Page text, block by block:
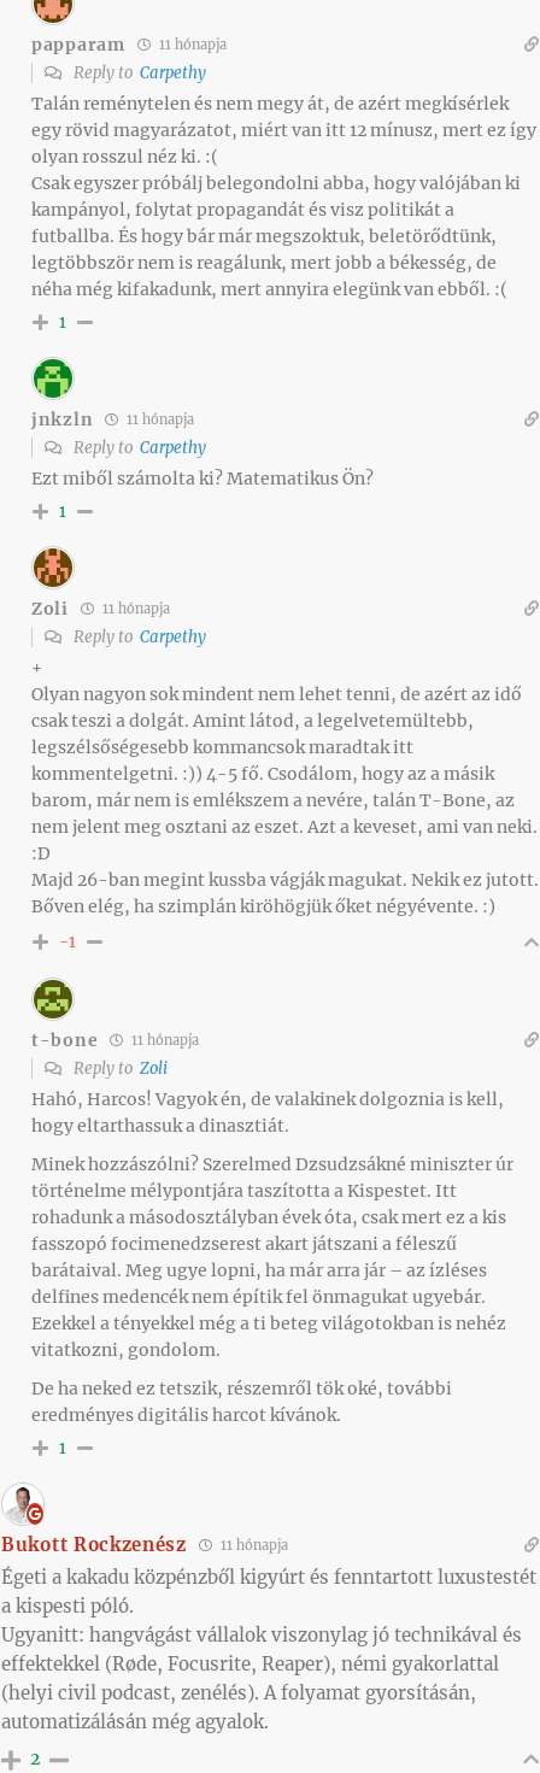
papparam 11 hónapja
Reply to Carpethy
Talán reménytelen és nem megy át, de azért megkísérlek
egy rövid magyarázatot, miért van itt 12 mínusz, mert ez így
olyan rosszul néz ki. :(
Csak egyszer próbálj belegondolni abba, hogy valójában ki
kampányol, folytat propagandát és visz politikát a
futballba. És hogy bár már megszoktuk, beletörődtünk,
legtöbbször nem is reagálunk, mert jobb a békesség, de
néha még kifakadunk, mert annyira elegünk van ebből. :(
1
jnkzln 11 hónapja
Reply to Carpethy
Ezt miből számolta ki? Matematikus Ön?
1
Zoli 11 hónapja
Reply to Carpethy
+
Olyan nagyon sok mindent nem lehet tenni, de azért az idő
csak teszi a dolgát. Amint látod, a legelvetemültebb,
legszélsőségesebb kommancsok maradtak itt
kommentelgetni. :)) 4-5 fő. Csodálom, hogy az a másik
barom, már nem is emlékszem a nevére, talán T-Bone, az
nem jelent meg osztani az eszet. Azt a keveset, ami van neki.
:D
Majd 26-ban megint kussba vágják magukat. Nekik ez jutott.
Bőven elég, ha szimplán kiröhögjük őket négyévente. :)
-1
t-bone 11 hónapja
Reply to Zoli
Hahó, Harcos! Vagyok én, de valakinek dolgoznia is kell,
hogy eltarthassuk a dinasztiát.
Minek hozzászólni? Szerelmed Dzsudzsákné miniszter úr
történelme mélypontjára taszította a Kispestet. Itt
rohadunk a másodosztályban évek óta, csak mert ez a kis
fasszopó focimenedzserest akart játszani a féleszű
barátaival. Meg ugye lopni, ha már arra jár – az ízléses
delfines medencék nem építik fel önmagukat ugyebár.
Ezekkel a tényekkel még a ti beteg világotokban is nehéz
vitatkozni, gondolom.
De ha neked ez tetszik, részemről tök oké, további
eredményes digitális harcot kívánok.
1
Bukott Rockzenész 11 hónapja
Égeti a kakadu közpénzből kigyúrt és fenntartott luxustestét
a kispesti póló.
Ugyanitt: hangvágást vállalok viszonylag jó technikával és
effektekkel (Røde, Focusrite, Reaper), némi gyakorlattal
(helyi civil podcast, zenélés). A folyamat gyorsításán,
automatizálásán még agyalok.
2